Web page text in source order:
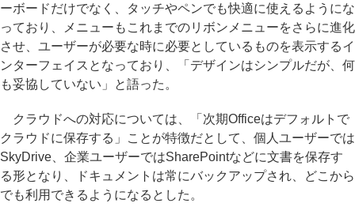
ーボードだけでなく、タッチやペンでも快適に使えるようにな
っており、メニューもこれまでのリボンメニューをさらに進化
させ、ユーザーが必要な時に必要としているものを表示するイ
ンターフェイスとなっており、「デザインはシンプルだが、何
も妥協していない」と語った。
クラウドへの対応については、「次期Officeはデフォルトで
クラウドに保存する」ことが特徴だとして、個人ユーザーでは
SkyDrive、企業ユーザーではSharePointなどに文書を保存す
る形となり、ドキュメントは常にバックアップされ、どこから
でも利用できるようになるとした。